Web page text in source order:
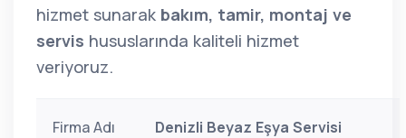
hizmet sunarak bakım, tamir, montaj ve
servis hususlarında kaliteli hizmet
veriyoruz.
Firma Adı Denizli Beyaz Eşya Servisi